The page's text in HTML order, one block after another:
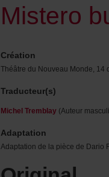
Création
Traducteur(s)
MichelTremblay
Adaptation